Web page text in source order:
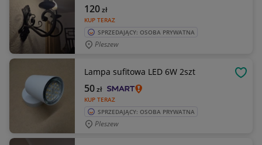
KUP TERAZ
120zł
SPRZEDAJĄCY: OSOBA PRYWATNA
Pleszew
Lampa sufitowa LED 6W 2szt
KUP TERAZ
50zł
SPRZEDAJĄCY: OSOBA PRYWATNA
Pleszew